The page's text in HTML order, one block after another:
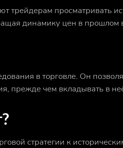
трейдерам просматривать
динамику цен в прошлом
в торговле. Он
прежде чем вкладывать в
стратегии к